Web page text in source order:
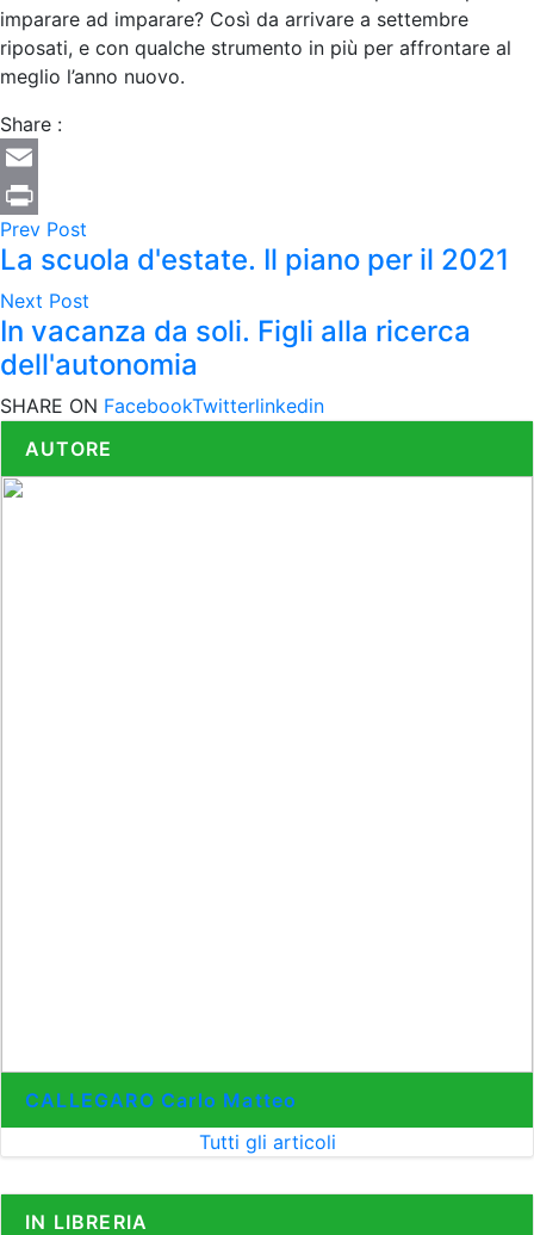
imparare ad imparare? Così da arrivare a settembre
riposati, e con qualche strumento in più per affrontare al
meglio l’anno nuovo.
Share :
Email
Print
Prev Post
La scuola d'estate. Il piano per il 2021
Next Post
In vacanza da soli. Figli alla ricerca
dell'autonomia
SHARE ON FacebookTwitterlinkedin
AUTORE
CALLEGARO Carlo Matteo
Tutti gli articoli
IN LIBRERIA